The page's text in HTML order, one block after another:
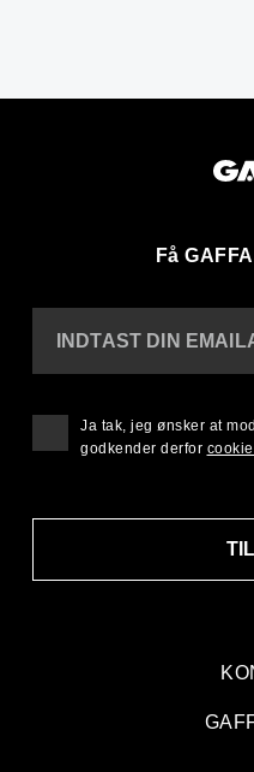
Få
INDTAST DIN
Ja tak, jeg ønsker at
godkender derfor